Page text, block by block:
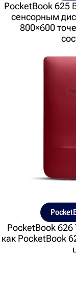
PocketBook 625
сенсорным
800×600
PocketBook 626
как PocketBook